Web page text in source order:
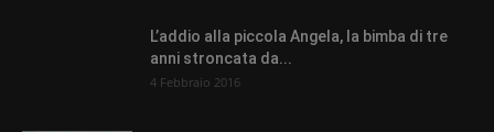
L’addio alla piccola Angela, la bimba di tre
anni stroncata da...
4 Febbraio 2016